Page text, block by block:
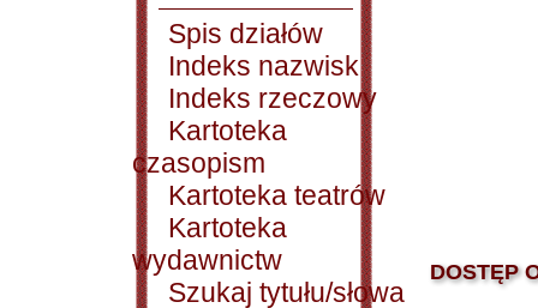
Spis działów
Indeks nazwisk
Indeks rzeczowy
Kartoteka
czasopism
Kartoteka teatrów
Kartoteka
wydawnictw
Szukaj tytułu/słowa
DOSTĘP